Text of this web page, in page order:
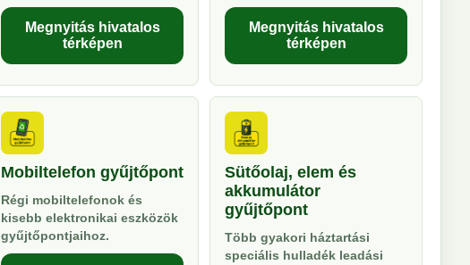
Megnyitás hivatalos
térképen
Megnyitás hivatalos
térképen
Mobiltelefon gyűjtőpont
Régi mobiltelefonok és
kisebb elektronikai eszközök
gyűjtőpontjaihoz.
Sütőolaj, elem és
akkumulátor
gyűjtőpont
Több gyakori háztartási
speciális hulladék leadási